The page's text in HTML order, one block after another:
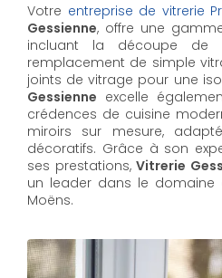
Votre entreprise de vitrerie
Gessienne, offre une
incluant la découpe de
remplacement de simple
joints de vitrage pour une
Gessienne excelle
crédences de cuisine
miroirs sur mesure,
décoratifs. Grâce à son
ses prestations, Vitrerie
un leader dans le domaine
Moëns.